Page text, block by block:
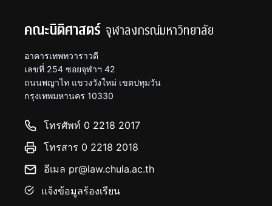
คณะนิติศาสตร์ จุฬาลงกรณ์มหาวิทยาลัย
อาคารเทพทวาราวดี
เลขที่ 254 ซอยจุฬาฯ 42
ถนนพญาไท แขวงวังใหม่ เขตปทุมวัน
กรุงเทพมหานคร 10330
โทรศัพท์ 0 2218 2017
โทรสาร 0 2218 2018
อีเมล pr@law.chula.ac.th
แจ้งข้อมูลร้องเรียน